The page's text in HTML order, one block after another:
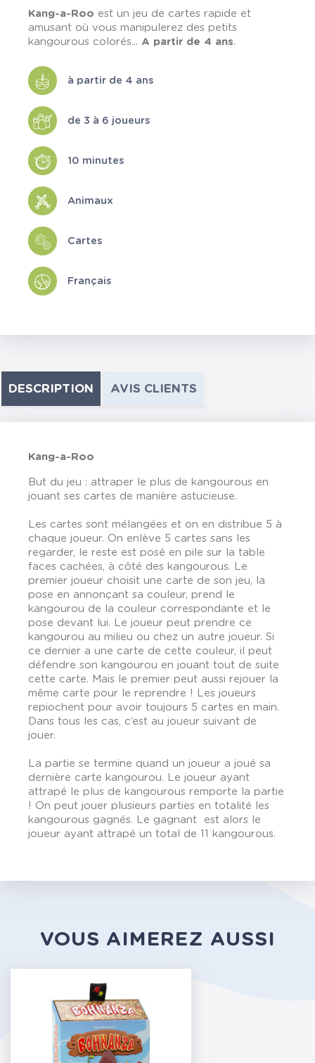
Kang-a-Roo est un jeu de cartes rapide et
amusant où vous manipulerez des petits
kangourous colorés... A partir de 4 ans.
à partir de 4 ans
de 3 à 6 joueurs
10 minutes
Animaux
Cartes
Français
DESCRIPTION AVIS CLIENTS
Kang-a-Roo
But du jeu : attraper le plus de kangourous en
jouant ses cartes de manière astucieuse.
Les cartes sont mélangées et on en distribue 5 à
chaque joueur. On enlève 5 cartes sans les
regarder, le reste est posé en pile sur la table
faces cachées, à côté des kangourous. Le
premier joueur choisit une carte de son jeu, la
pose en annonçant sa couleur, prend le
kangourou de la couleur correspondante et le
pose devant lui. Le joueur peut prendre ce
kangourou au milieu ou chez un autre joueur. Si
ce dernier a une carte de cette couleur, il peut
défendre son kangourou en jouant tout de suite
cette carte. Mais le premier peut aussi rejouer la
même carte pour le reprendre ! Les joueurs
repiochent pour avoir toujours 5 cartes en main.
Dans tous les cas, c’est au joueur suivant de
jouer.
La partie se termine quand un joueur a joué sa
dernière carte kangourou. Le joueur ayant
attrapé le plus de kangourous remporte la partie
! On peut jouer plusieurs parties en totalité les
kangourous gagnés. Le gagnant est alors le
joueur ayant attrapé un total de 11 kangourous.
VOUS AIMEREZ AUSSI